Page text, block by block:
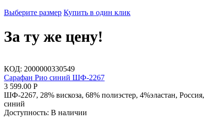
Выберите размер Купить в один клик
За ту же цену!
КОД: 2000000330549
Сарафан Рио синий ШФ-2267
3 599.00 Р
ШФ-2267, 28% вискоза, 68% полиэстер, 4%эластан, Россия,
синий
Доступность: В наличии